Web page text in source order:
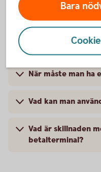
Pay Premium –
När måste man ha
Vad kan man
Vad är skillnaden
betalterminal?
Bara